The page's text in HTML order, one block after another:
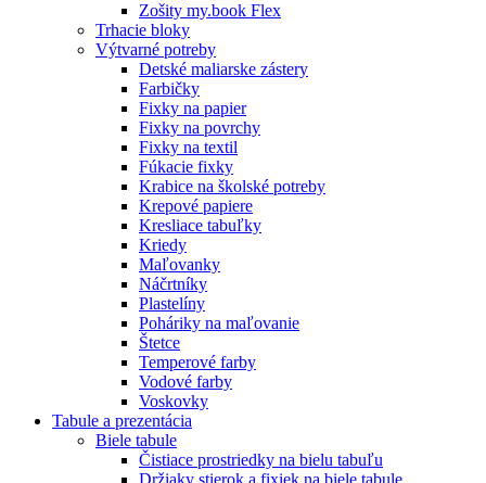
Zošity my.book Flex
Trhacie bloky
Výtvarné potreby
Detské maliarske zástery
Farbičky
Fixky na papier
Fixky na povrchy
Fixky na textil
Fúkacie fixky
Krabice na školské potreby
Krepové papiere
Kresliace tabuľky
Kriedy
Maľovanky
Náčrtníky
Plastelíny
Poháriky na maľovanie
Štetce
Temperové farby
Vodové farby
Voskovky
Tabule a prezentácia
Biele tabule
Čistiace prostriedky na bielu tabuľu
Držiaky stierok a fixiek na biele tabule